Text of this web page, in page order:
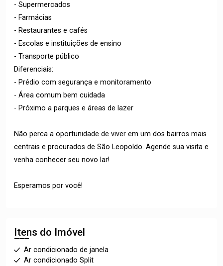
- Supermercados
- Farmácias
- Restaurantes e cafés
- Escolas e instituições de ensino
- Transporte público
Diferenciais:
- Prédio com segurança e monitoramento
- Área comum bem cuidada
- Próximo a parques e áreas de lazer
Não perca a oportunidade de viver em um dos bairros mais
centrais e procurados de São Leopoldo. Agende sua visita e
venha conhecer seu novo lar!
Esperamos por você!
Itens do Imóvel
Ar condicionado de janela
Ar condicionado Split